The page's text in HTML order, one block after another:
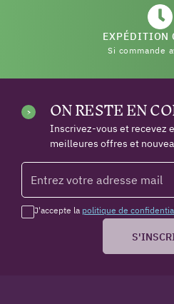
EXPÉDITION
Si commande
ON RESTE EN
Inscrivez-vous et recevez
meilleures offres et
J'accepte la politique de